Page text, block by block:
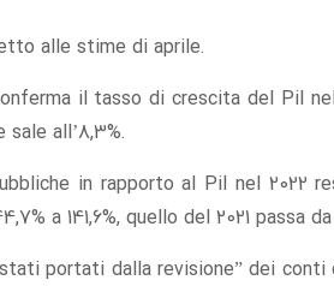
alle stime di aprile.
il tasso di crescita del Pil
all’8,3%.
in rapporto al Pil nel 2022
a 141,6%, quello del 2021 passa da
portati dalla revisione” dei